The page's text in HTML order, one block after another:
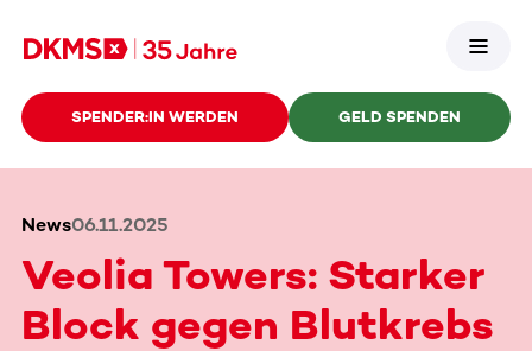
SPENDER:IN WERDEN GELD SPENDEN
News06.11.2025
Veolia Towers: Starker
Block gegen Blutkrebs